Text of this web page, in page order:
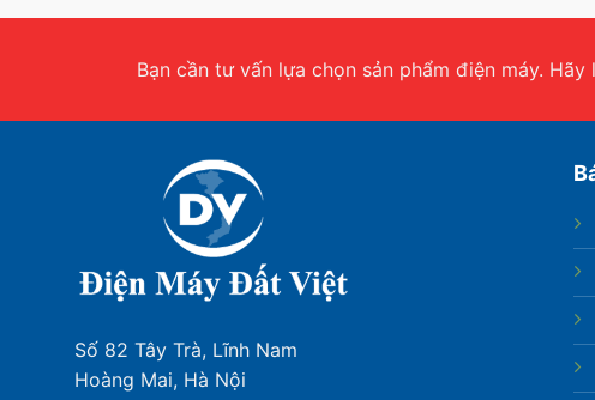
Bạn cần tư vấn lựa chọn sản phẩm điện máy.
Số 82 Tây Trà, Lĩnh Nam
Hoàng Mai, Hà Nội